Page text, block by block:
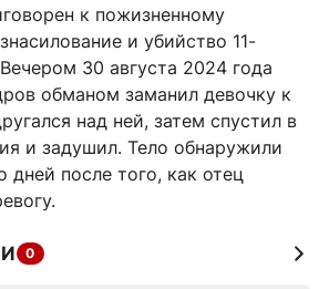
к пожизненному
и убийство 11-
30 августа 2024 года
обманом заманил девочку к
над ней, затем спустил в
и задушил. Тело обнаружили
дней после того, как отец
0